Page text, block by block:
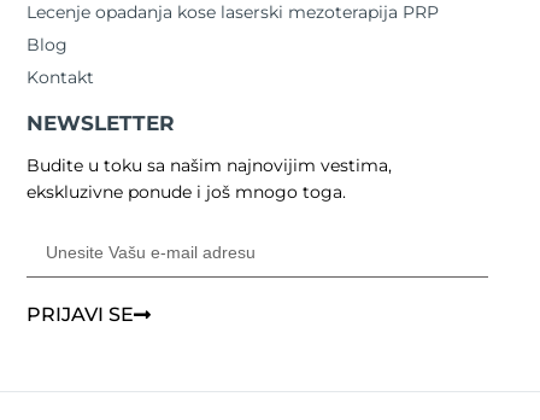
Lecenje opadanja kose laserski mezoterapija PRP
Blog
Kontakt
NEWSLETTER
Budite u toku sa našim najnovijim vestima,
ekskluzivne ponude i još mnogo toga.
PRIJAVI SE